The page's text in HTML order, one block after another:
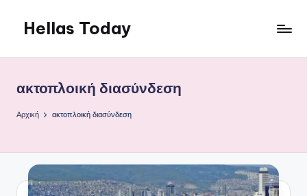
Μετάβαση
περιεχόμενο
Hellas Today
ακτοπλοική διασύνδεση
Αρχική ακτοπλοική διασύνδεση